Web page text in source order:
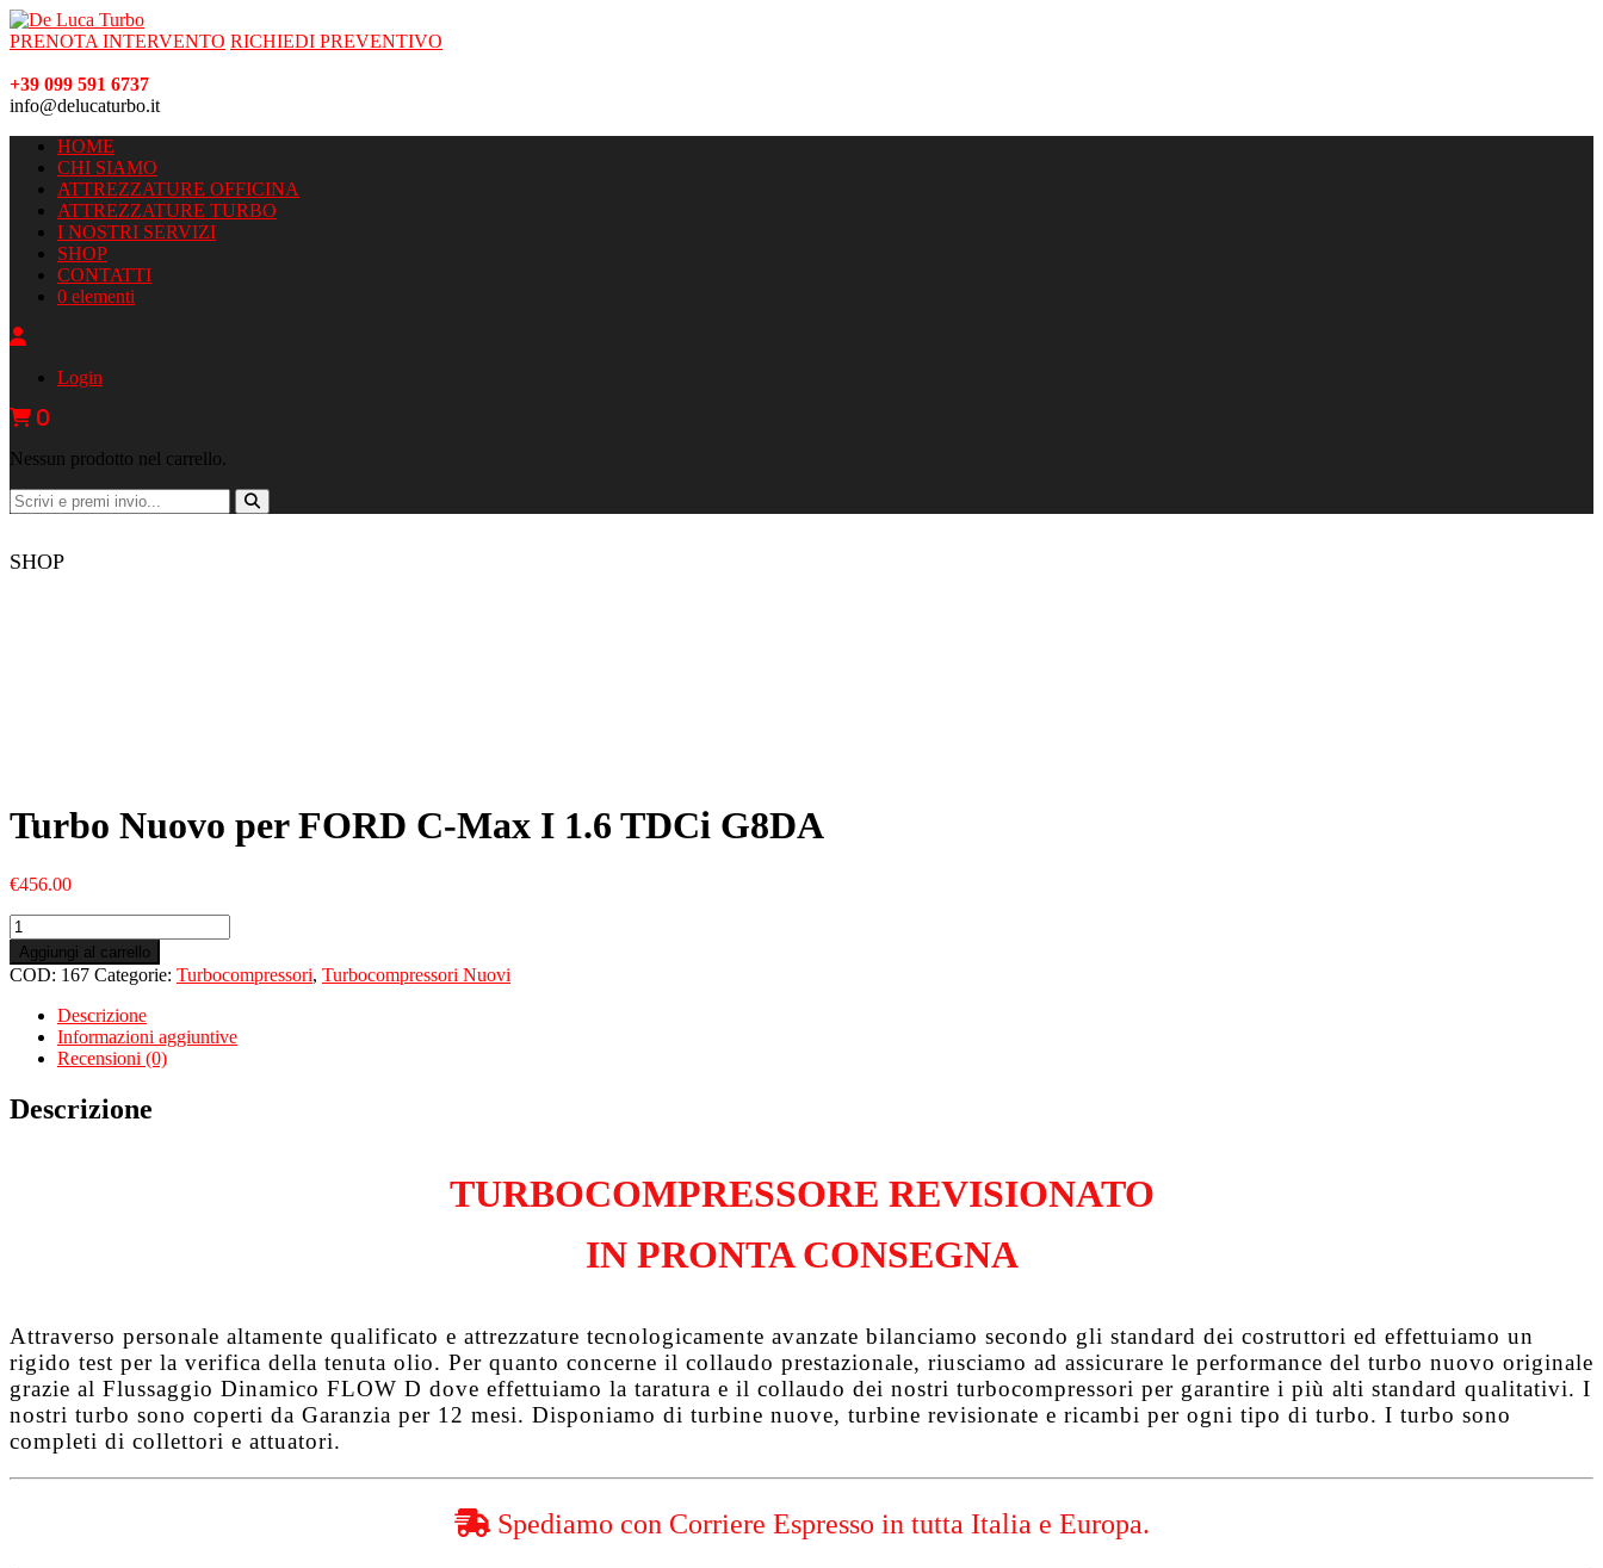
PRENOTA INTERVENTO RICHIEDI PREVENTIVO
+39 099 591 6737
info@delucaturbo.it
HOME
CHI SIAMO
ATTREZZATURE OFFICINA
ATTREZZATURE TURBO
I NOSTRI SERVIZI
SHOP
CONTATTI
0 elementi
Login
0
Nessun prodotto nel carrello.
SHOP
Turbo Nuovo per FORD C-Max I 1.6 TDCi G8DA
€456.00
Turbo
Nuovo
per
FORD
Max
TDCi
G8DA
Aggiungi al carrello
COD: 167 Categorie: Turbocompressori, Turbocompressori Nuovi
Descrizione
Informazioni aggiuntive
Recensioni (0)
Descrizione
TURBOCOMPRESSORE REVISIONATO
IN PRONTA CONSEGNA
Attraverso personale altamente qualificato e attrezzature tecnologicamente avanzate bilanciamo secondo gli standard dei costruttori ed effettuiamo un
rigido test per la verifica della tenuta olio. Per quanto concerne il collaudo prestazionale, riusciamo ad assicurare le performance del turbo nuovo originale
grazie al Flussaggio Dinamico FLOW D dove effettuiamo la taratura e il collaudo dei nostri turbocompressori per garantire i più alti standard qualitativi. I
nostri turbo sono coperti da Garanzia per 12 mesi. Disponiamo di turbine nuove, turbine revisionate e ricambi per ogni tipo di turbo. I turbo sono
completi di collettori e attuatori.
Spediamo con Corriere Espresso in tutta Italia e Europa.